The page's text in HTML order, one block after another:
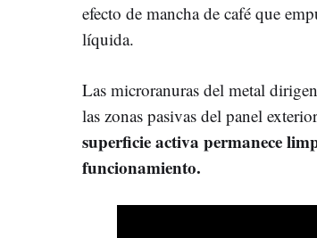
efecto de mancha de café que
líquida.
Las microranuras del metal
las zonas pasivas del panel
superficie activa permanece
funcionamiento.